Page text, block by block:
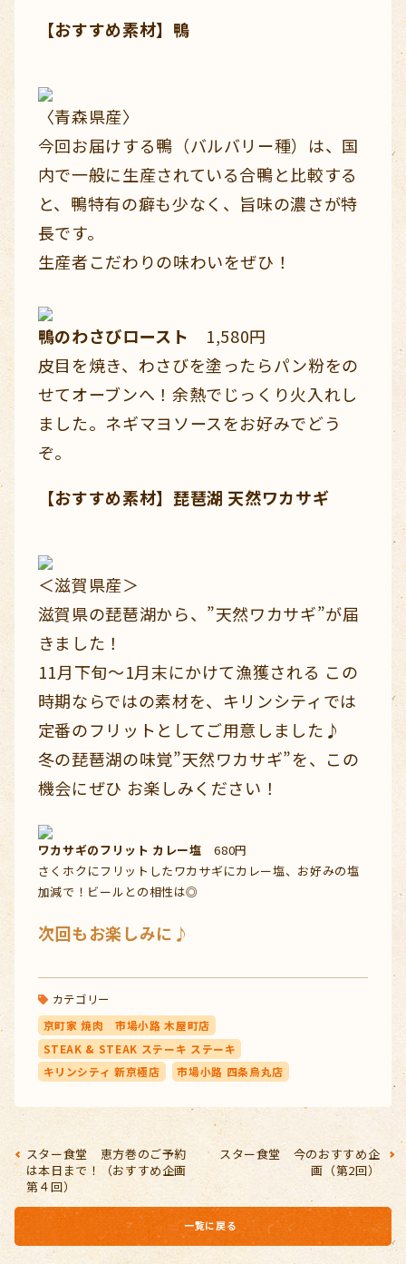
【おすすめ素材】鴨
〈青森県産〉
今回お届けする鴨（バルバリー種）は、国
内で一般に生産されている合鴨と比較する
と、鴨特有の癖も少なく、旨味の濃さが特
長です。
生産者こだわりの味わいをぜひ！
鴨のわさびロースト 1,580円
皮目を焼き、わさびを塗ったらパン粉をの
せてオーブンへ！余熱でじっくり火入れし
ました。ネギマヨソースをお好みでどう
ぞ。
【おすすめ素材】琵琶湖 天然ワカサギ
＜滋賀県産＞
滋賀県の琵琶湖から、”天然ワカサギ”が届
きました！
11月下旬～1月末にかけて漁獲される この
時期ならではの素材を、キリンシティでは
定番のフリットとしてご用意しました♪
冬の琵琶湖の味覚”天然ワカサギ”を、この
機会にぜひ お楽しみください！
ワカサギのフリット カレー塩 680円
さくホクにフリットしたワカサギにカレー塩、お好みの塩
加減で！ビールとの相性は◎
次回もお楽しみに♪
カテゴリー
京町家 焼肉 市場小路 木屋町店
STEAK & STEAK ステーキ ステーキ
キリンシティ 新京極店
市場小路 四条烏丸店
スター食堂 恵方巻のご予約
は本日まで！（おすすめ企画
第４回）
スター食堂 今のおすすめ企
画（第2回）
一覧に戻る